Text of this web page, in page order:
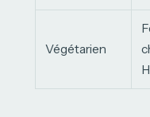
Végétarien